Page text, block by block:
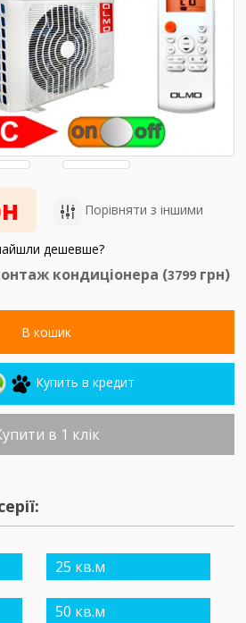
Порівняти з іншими
дешевше?
кондиціонера (3799 грн)
В кошик
Купить в кредит
в 1 клік
25 кв.м
50 кв.м